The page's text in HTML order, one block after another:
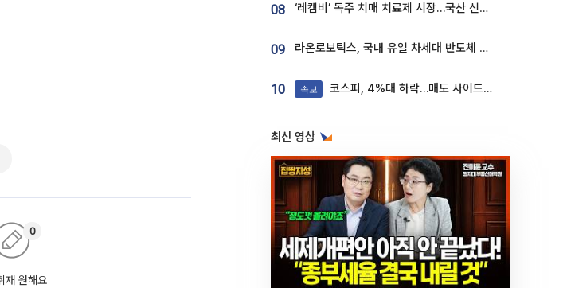
재 원해요
0
08 ‘레켐비’ 독주 치매 치료제 시장…국산 신약 등장하나
09 라온로보틱스, 국내 유일 차세대 반도체 공정 로봇 개발 ‘고객사 테스트 진행’
10 속보 코스피, 4%대 하락…매도 사이드카 발동
최신 영상